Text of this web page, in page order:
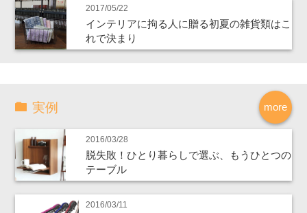
2017/05/22
インテリアに拘る人に贈る初夏の雑貨類はこ
れで決まり
more
実例
2016/03/28
脱失敗！ひとり暮らしで選ぶ、もうひとつの
テーブル
2016/03/11